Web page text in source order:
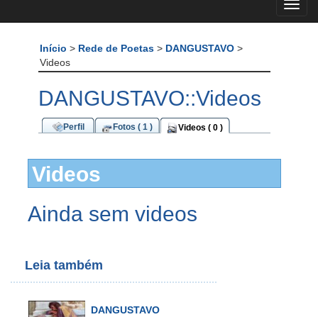
Início > Rede de Poetas > DANGUSTAVO >
Videos
DANGUSTAVO::Videos
Perfil Fotos ( 1 ) Videos ( 0 )
Videos
Ainda sem videos
Leia também
DANGUSTAVO